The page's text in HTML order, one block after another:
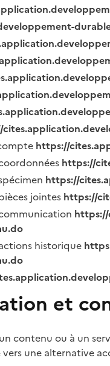
https://
https://
https://
jointes https://
historique
et
un contenu ou à un
une alternative